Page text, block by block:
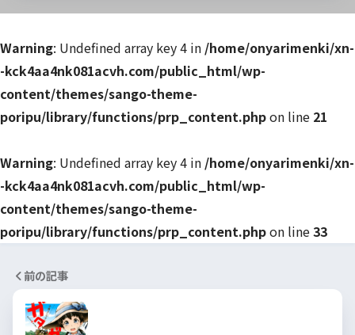
Warning: Undefined array key 4 in /home/onyarimenki/xn-
-kck4aa4nk081acvh.com/public_html/wp-
content/themes/sango-theme-
poripu/library/functions/prp_content.phpon line 21
Warning: Undefined array key 4 in /home/onyarimenki/xn-
-kck4aa4nk081acvh.com/public_html/wp-
content/themes/sango-theme-
poripu/library/functions/prp_content.phpon line33
前の記事